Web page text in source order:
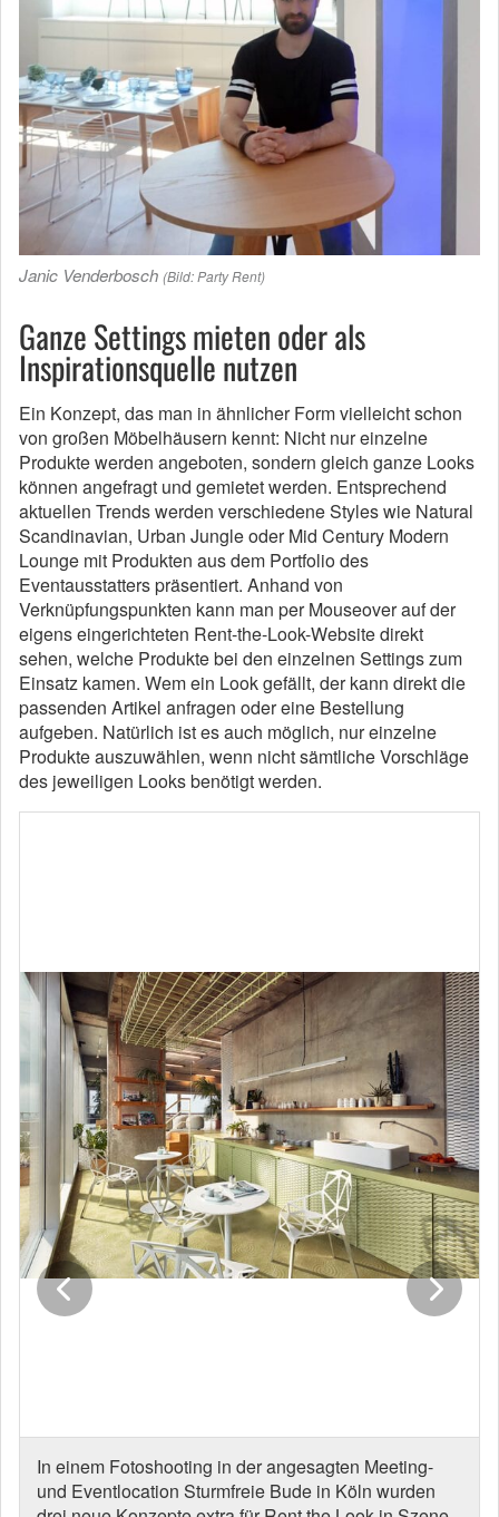
Janic Venderbosch (Bild: Party Rent)
Ganze Settings mieten oder als
Inspirationsquelle nutzen
Ein Konzept, das man in ähnlicher Form vielleicht schon
von großen Möbelhäusern kennt: Nicht nur einzelne
Produkte werden angeboten, sondern gleich ganze Looks
können angefragt und gemietet werden. Entsprechend
aktuellen Trends werden verschiedene Styles wie Natural
Scandinavian, Urban Jungle oder Mid Century Modern
Lounge mit Produkten aus dem Portfolio des
Eventausstatters präsentiert. Anhand von
Verknüpfungspunkten kann man per Mouseover auf der
eigens eingerichteten Rent-the-Look-Website direkt
sehen, welche Produkte bei den einzelnen Settings zum
Einsatz kamen. Wem ein Look gefällt, der kann direkt die
passenden Artikel anfragen oder eine Bestellung
aufgeben. Natürlich ist es auch möglich, nur einzelne
Produkte auszuwählen, wenn nicht sämtliche Vorschläge
des jeweiligen Looks benötigt werden.
In einem Fotoshooting in der angesagten Meeting-
und Eventlocation Sturmfreie Bude in Köln wurden